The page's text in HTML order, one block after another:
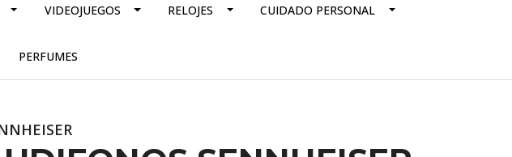
VIDEOJUEGOS RELOJES CUIDADO PERSONAL
PERFUMES